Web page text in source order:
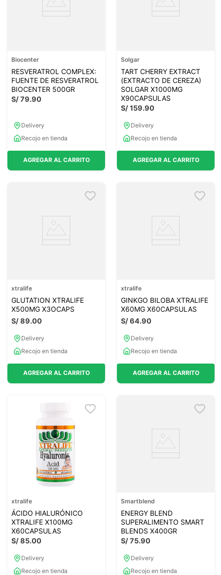
Biocenter
RESVERATROL COMPLEX:
FUENTE DE RESVERATROL
BIOCENTER 500GR
S/79.90
Delivery
Recojo en tienda
AGREGAR AL CARRITO
Solgar
TART CHERRY EXTRACT
(EXTRACTO DE CEREZA)
SOLGAR X1000MG
X90CAPSULAS
S/159.90
Delivery
Recojo en tienda
AGREGAR AL CARRITO
xtralife
GLUTATION XTRALIFE
X500MG X3OCAPS
S/89.00
Delivery
Recojo en tienda
AGREGAR AL CARRITO
xtralife
GINKGO BILOBA XTRALIFE
X60MG X60CAPSULAS
S/64.90
Delivery
Recojo en tienda
AGREGAR AL CARRITO
xtralife
ÁCIDO HIALURÓNICO
XTRALIFE X100MG
X60CAPSULAS
S/85.00
Delivery
Recojo en tienda
Smartblend
ENERGY BLEND
SUPERALIMENTO SMART
BLENDS X400GR
S/75.90
Delivery
Recojo en tienda